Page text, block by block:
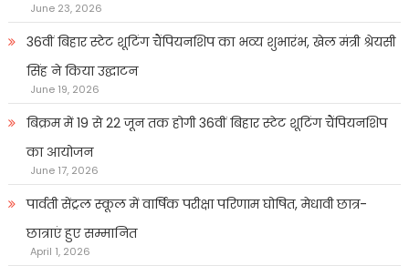
June 23, 2026
36वीं बिहार स्टेट शूटिंग चैंपियनशिप का भव्य शुभारंभ, खेल मंत्री श्रेयसी
सिंह ने किया उद्घाटन
June 19, 2026
बिक्रम में 19 से 22 जून तक होगी 36वीं बिहार स्टेट शूटिंग चैंपियनशिप
का आयोजन
June 17, 2026
पार्वती सेंट्रल स्कूल में वार्षिक परीक्षा परिणाम घोषित, मेधावी छात्र-
छात्राएं हुए सम्मानित
April 1, 2026